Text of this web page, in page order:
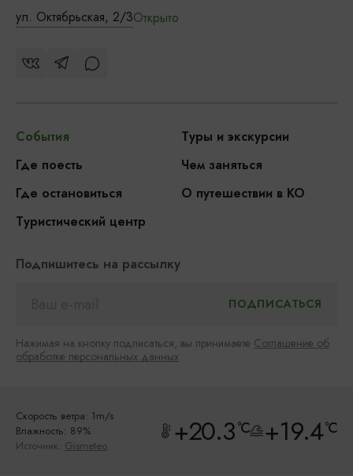
ул. Октябрьская, 2/3Открыто
События
Туры и экскурсии
Где поесть
Чем заняться
Где остановиться
О путешествии в КО
Туристический центр
Подпишитесь на рассылку
Нажимая на кнопку подписаться, вы принимаете Соглашение об
обработке персональных данных
Скорость ветра: 1m/s
Влажность: 89%
Источник: Gismeteo +20.3°C +19.4°C